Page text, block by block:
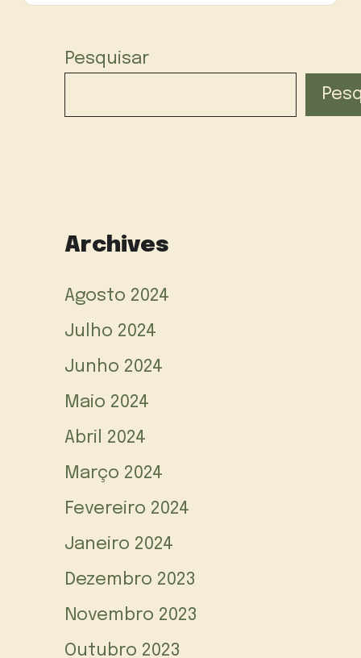
Pesquisar
Archives
Agosto 2024
Julho 2024
Junho 2024
Maio 2024
Abril 2024
Março 2024
Fevereiro 2024
Janeiro 2024
Dezembro 2023
Novembro 2023
Outubro 2023